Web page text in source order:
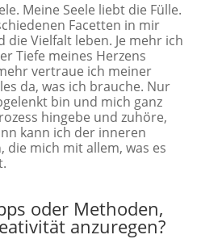
Meine Seele liebt die Fülle.
Facetten in mir
Vielfalt leben. Je mehr ich
Tiefe meines Herzens
vertraue ich meiner
da, was ich brauche. Nur
bin und mich ganz
hingebe und zuhöre,
kann ich der inneren
die mich mit allem, was es
oder Methoden,
anzuregen?